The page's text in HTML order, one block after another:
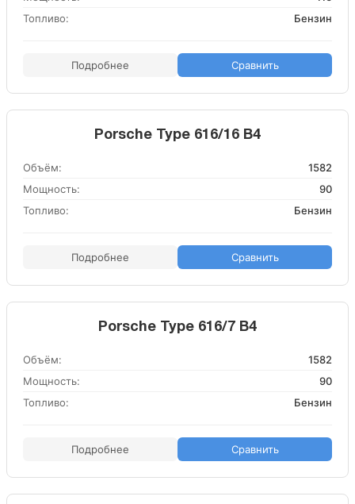
Топливо:
Бензин
Подробнее Сравнить
Porsche Type 616/16 B4
Объём:
1582
Мощность:
90
Топливо:
Бензин
Подробнее Сравнить
Porsche Type 616/7 B4
Объём:
1582
Мощность:
90
Топливо:
Бензин
Подробнее Сравнить